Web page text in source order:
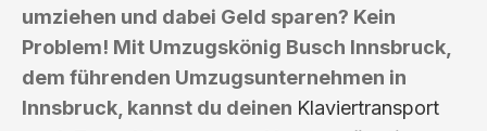
umziehen und dabei Geld sparen? Kein
Problem! Mit Umzugskönig Busch Innsbruck,
dem führenden Umzugsunternehmen in
Innsbruck, kannst du deinen Klaviertransport